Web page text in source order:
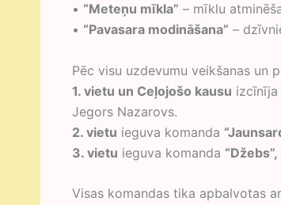
• “Meteņu mīkla” – mīklu
• “Pavasara modināšana” –
Pēc visu uzdevumu veikšanas un
1. vietu un Ceļojošo kausu izcīnīja
Jegors Nazarovs.
2. vietu ieguva komanda
3. vietu ieguva komanda “Džebs”,
Visas komandas tika apbalvotas ar